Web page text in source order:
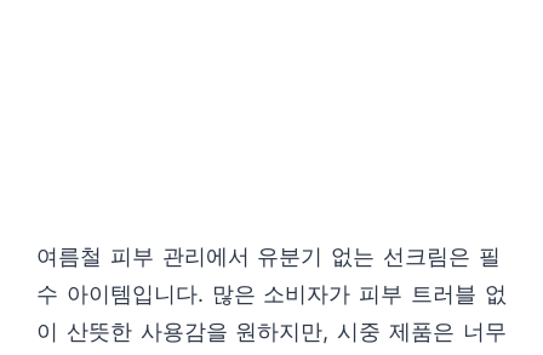
여름철 피부 관리에서 유분기 없는 선크림은 필
수 아이템입니다. 많은 소비자가 피부 트러블 없
이 산뜻한 사용감을 원하지만, 시중 제품은 너무